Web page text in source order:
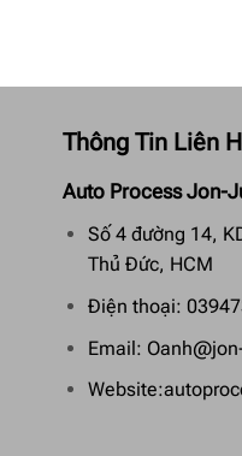
Thông Tin Liên
Auto Process Jon-
Số 4 đường 14,
Thủ Đức, HCM
Điện thoại:
Email: